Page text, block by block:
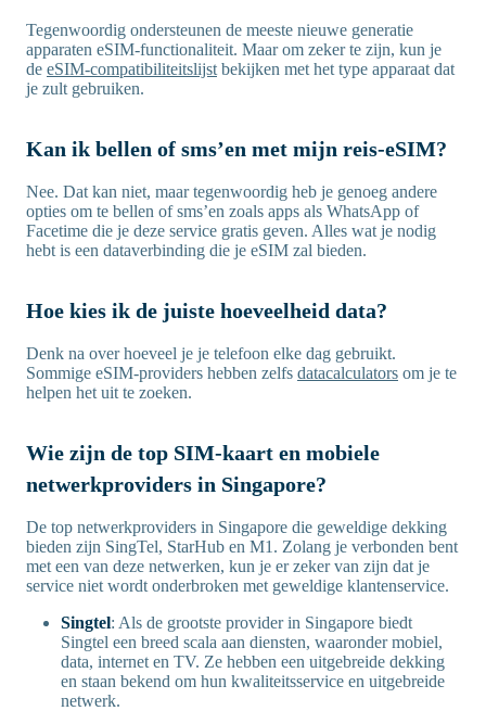
Tegenwoordig ondersteunen de meeste nieuwe generatie
apparaten eSIM-functionaliteit. Maar om zeker te zijn, kun je
de eSIM-compatibiliteitslijst bekijken met het type apparaat dat
je zult gebruiken.
Kan ik bellen of sms’en met mijn reis-eSIM?
Nee. Dat kan niet, maar tegenwoordig heb je genoeg andere
opties om te bellen of sms’en zoals apps als WhatsApp of
Facetime die je deze service gratis geven. Alles wat je nodig
hebt is een dataverbinding die je eSIM zal bieden.
Hoe kies ik de juiste hoeveelheid data?
Denk na over hoeveel je je telefoon elke dag gebruikt.
Sommige eSIM-providers hebben zelfs datacalculators om je te
helpen het uit te zoeken.
Wie zijn de top SIM-kaart en mobiele
netwerkproviders in Singapore?
De top netwerkproviders in Singapore die geweldige dekking
bieden zijn SingTel, StarHub en M1. Zolang je verbonden bent
met een van deze netwerken, kun je er zeker van zijn dat je
service niet wordt onderbroken met geweldige klantenservice.
Singtel: Als de grootste provider in Singapore biedt
Singtel een breed scala aan diensten, waaronder mobiel,
data, internet en TV. Ze hebben een uitgebreide dekking
en staan bekend om hun kwaliteitsservice en uitgebreide
netwerk.